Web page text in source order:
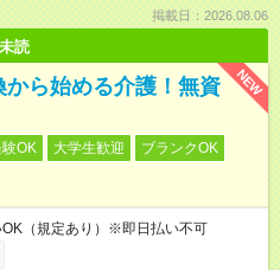
掲載日：2026.08.06
未読
NEW
ら始める介護！無資
OK 大学生歓迎
ブランクOK
（規定あり）※即日払い不可